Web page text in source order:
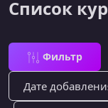
Список
Фильтр
Сортировка по: